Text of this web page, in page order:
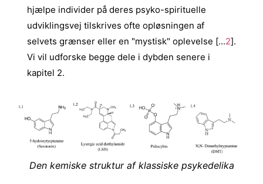
hjælpe individer på deres psyko-spirituelle
udviklingsvej tilskrives ofte opløsningen af
selvets grænser eller en "mystisk" oplevelse [...2].
Vi vil udforske begge dele i dybden senere i
kapitel 2.
Den kemiske struktur af klassiske psykedelika